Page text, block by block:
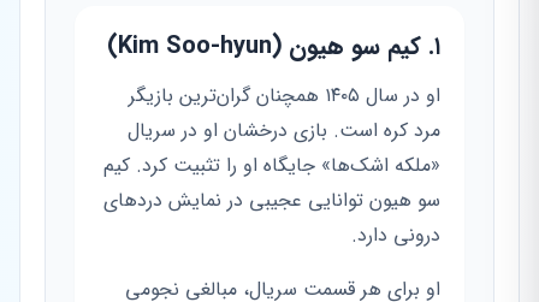
۱. کیم سو هیون (Kim Soo-hyun)
او در سال ۱۴۰۵ همچنان گران‌ترین بازیگر
مرد کره است. بازی درخشان او در سریال
«ملکه اشک‌ها» جایگاه او را تثبیت کرد. کیم
سو هیون توانایی عجیبی در نمایش دردهای
درونی دارد.
او برای هر قسمت سریال، مبالغی نجومی